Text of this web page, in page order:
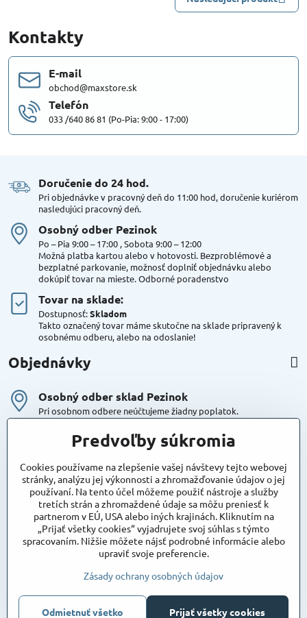
Kontakty
E-mail
obchod@maxstore.sk
Telefón
033 /640 86 81 (Po-Pia: 9:00 - 17:00)
Doručenie do 24 hod​.
Pri objednávke v pracovný deň do 11:00 hod, doručenie kuriérom
nasledujúci pracovný deň.
Osobný odber Pezinok
Po – Pia 9:00 – 17:00 , Sobota 9:00 – 12:00
Možná platba kartou alebo v hotovosti. Bezproblémové a
bezplatné parkovanie, možnosť doplniť objednávku alebo
dokúpiť tovar na mieste. Odborné poradenstvo
Tovar na sklade:
Dostupnosť:Skladom
Takto označený tovar máme skutočne na sklade pripravený k
osobnému odberu, alebo na odoslanie!
Objednávky
Osobný odber sklad Pezinok
Pri osobnom odbere neúčtujeme žiadny poplatok.
Kuriér DPD , Geis
Cena za dopravu:
Maxstore
Bratislavská 79
Areál Satina
90201 Pezinok
vjazd do areálu z Bratislavskej ulice
Súradnice pre GPS:
48°16'48.83"N, 17°15'39.45"E
© Copyright
Predvoľby súkromia
Cookies používame na zlepšenie vašej návštevy tejto webovej
stránky, analýzu jej výkonnosti a zhromažďovanie údajov o jej
používaní. Na tento účel môžeme použiť nástroje a služby
tretích strán a zhromaždené údaje sa môžu preniesť k
partnerom v EÚ, USA alebo iných krajinách. Kliknutím na
„Prijať všetky cookies“ vyjadrujete svoj súhlas s týmto
spracovaním. Nižšie môžete nájsť podrobné informácie alebo
upraviť svoje preferencie.
Zásady ochrany osobných údajov
Prijať všetky cookies
Odmietnuť všetko